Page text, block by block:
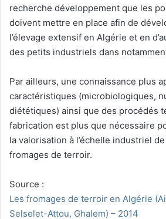
recherche développement que les
doivent mettre en place afin de
l’élevage extensif en Algérie et en
des petits industriels dans
Par ailleurs, une connaissance plus
caractéristiques (microbiologiques,
diététiques) ainsi que des procédés
fabrication est plus que nécessaire
la valorisation à l’échelle industriel
fromages de terroir.
Source :
Les fromages de terroir en Algérie
Selselet-Attou, Ghalem) – 2014